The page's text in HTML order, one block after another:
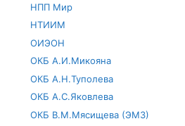
НПП Мир
НТИИМ
ОИЭОН
ОКБ А.И.Микояна
ОКБ А.Н.Туполева
ОКБ А.С.Яковлева
ОКБ В.М.Мясищева (ЭМЗ)